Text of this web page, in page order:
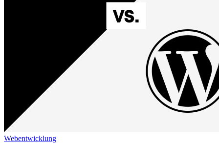
Webentwicklung